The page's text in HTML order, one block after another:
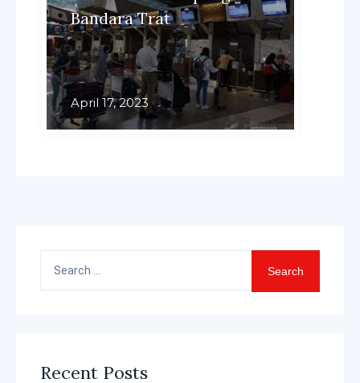
Bandara Trat
April 17, 2023
for:
Recent Posts